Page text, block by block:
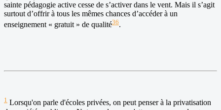
sainte pédagogie active cesse de s’activer dans le vent. Mais il s’agit
surtout d’offrir à tous les mêmes chances d’accéder à un
enseignement « gratuit » de qualité36.
1 Lorsqu'on parle d'écoles privées, on peut penser à la privatisation